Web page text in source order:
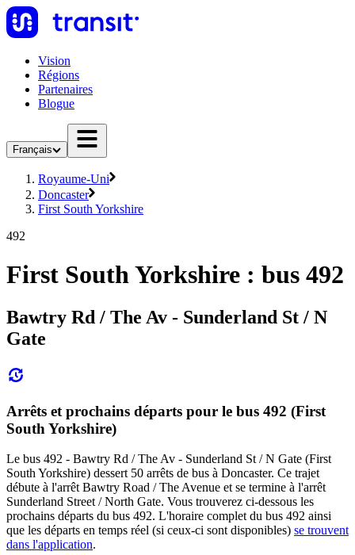
Vision
Régions
Partenaires
Blogue
Français
Royaume-Uni
Doncaster
First South Yorkshire
492
First South Yorkshire : bus 492
Bawtry Rd / The Av - Sunderland St / N
Gate
Arrêts et prochains départs pour le bus 492 (First
South Yorkshire)
Le bus 492 - Bawtry Rd / The Av - Sunderland St / N Gate (First
South Yorkshire) dessert 50 arrêts de bus à Doncaster. Ce trajet
débute à l'arrêt Bawtry Road / The Avenue et se termine à l'arrêt
Sunderland Street / North Gate. Vous trouverez ci-dessous les
prochains départs du bus 492. L'horaire complet du bus 492 ainsi
que les départs en temps réel (si ceux-ci sont disponibles) se trouvent
dans l'application.